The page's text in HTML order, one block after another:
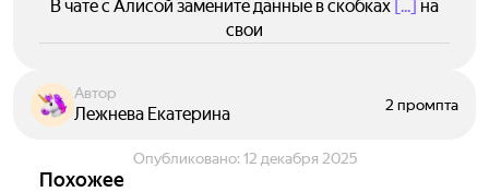
В чате с Алисой замените данные в скобках [...] на
свои
Автор
Лежнева Екатерина 2 промпта
Опубликовано: 12 декабря 2025
Похожее